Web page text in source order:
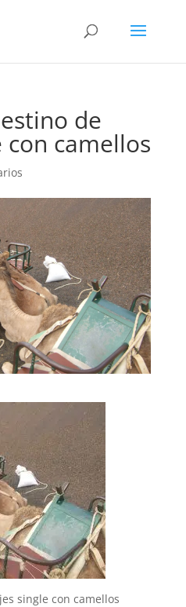
de
con camellos
single con camellos